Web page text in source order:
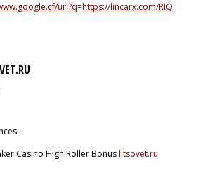
url?q=https://lincarx.com/RIQ
Casino High Roller Bonuslitsovet.ru